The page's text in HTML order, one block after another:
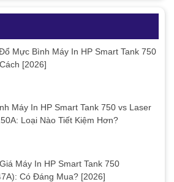
Mực Bình Máy In HP Smart Tank 750
[2026]
Máy In HP Smart Tank 750 vs Laser
Loại Nào Tiết Kiệm Hơn?
Máy In HP Smart Tank 750
Có Đáng Mua? [2026]